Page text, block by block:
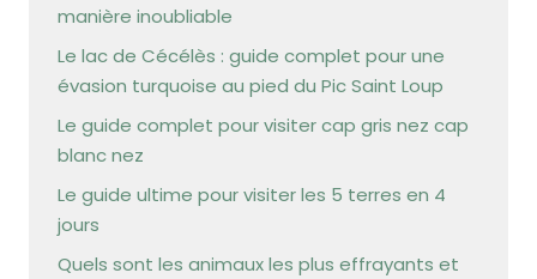
manière inoubliable
Le lac de Cécélès : guide complet pour une
évasion turquoise au pied du Pic Saint Loup
Le guide complet pour visiter cap gris nez cap
blanc nez
Le guide ultime pour visiter les 5 terres en 4
jours
Quels sont les animaux les plus effrayants et